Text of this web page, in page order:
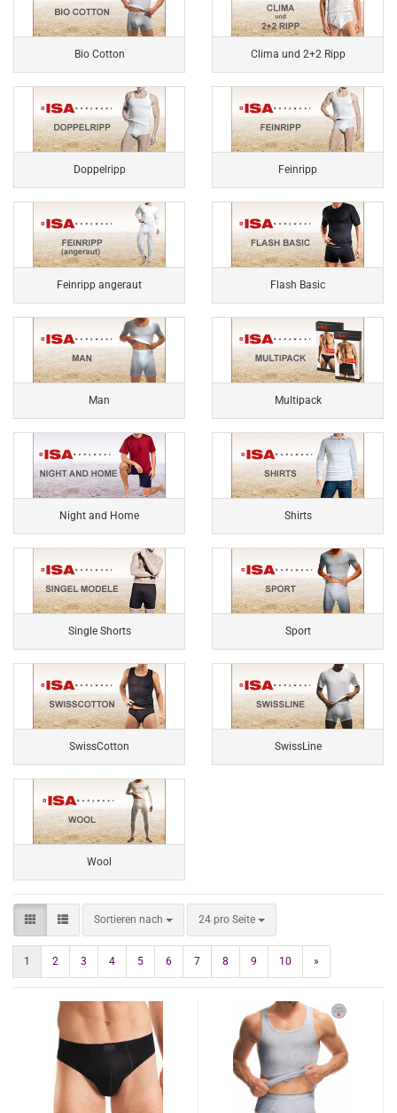
Bio Cotton Clima und 2+2 Ripp
Doppelripp Feinripp
Feinripp angeraut Flash Basic
Man Multipack
Night and Home Shirts
Single Shorts Sport
SwissCotton SwissLine
Wool
Sortieren nach
Sortieren nach 24 pro Seite
pro Seite
1 2 3 4 5 6 7 8 9 10 »